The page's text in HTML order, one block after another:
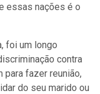
essas nações é o
foi um longo
contra
para fazer reunião,
do seu marido ou